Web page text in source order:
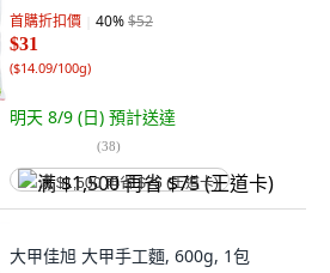
首購折扣價 40%$52
$31
($14.09/100g)
明天 8/9 (日) 預計送達
(38)
满 $1,500 再省 $75 (王道卡)
大甲佳旭 大甲手工麵, 600g, 1包